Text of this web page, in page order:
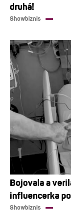
druhá!
Showbiznis
Bojovala a
influencerka
Showbiznis